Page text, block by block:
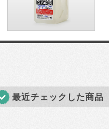
最近チェックした商品